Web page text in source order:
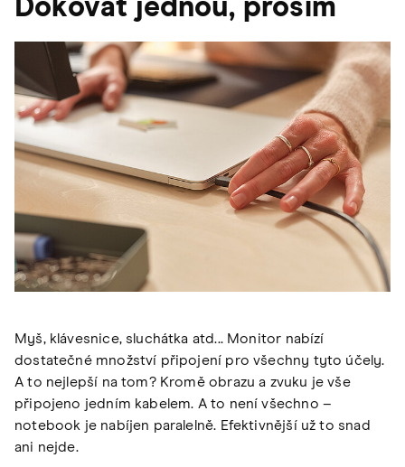
Dokovat jednou, prosím
Myš, klávesnice, sluchátka atd... Monitor nabízí
dostatečné množství připojení pro všechny tyto účely.
A to nejlepší na tom? Kromě obrazu a zvuku je vše
připojeno jedním kabelem. A to není všechno –
notebook je nabíjen paralelně. Efektivnější už to snad
ani nejde.